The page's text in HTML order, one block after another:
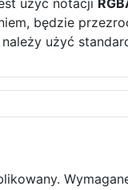
użyć notacji
będzie
użyć